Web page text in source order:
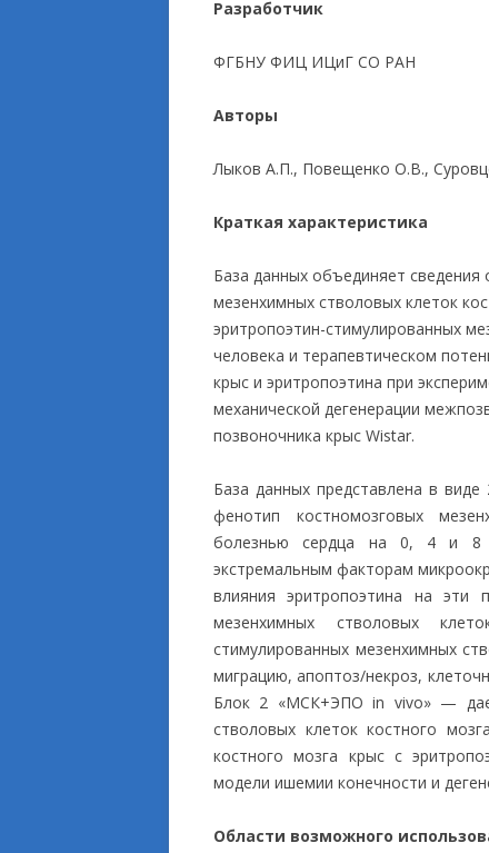
Разработчик
ФГБНУ ФИЦ ИЦиГ СО РАН
Авторы
Лыков А.П., Повещенко О.В.,
Краткая характеристика
База данных объединяет
мезенхимных стволовых клеток
эритропоэтин-стимулированных
человека и терапевтическом
крыс и эритропоэтина при
механической дегенерации
позвоночника крыс Wistar.
База данных представлена в
фенотип костномозговых
болезнью сердца на 0, 4 и 8
экстремальным факторам
влияния эритропоэтина на эти
мезенхимных стволовых
стимулированных мезенхимных
миграцию, апоптоз/некроз,
Блок 2 «МСК+ЭПО in vivo» —
стволовых клеток костного
костного мозга крыс с
модели ишемии конечности и
Области возможного